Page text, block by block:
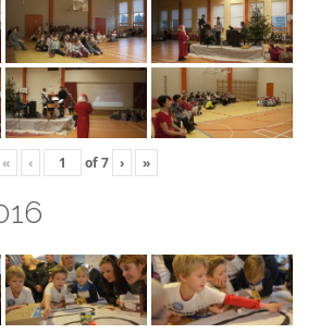
« ‹ of7 › »